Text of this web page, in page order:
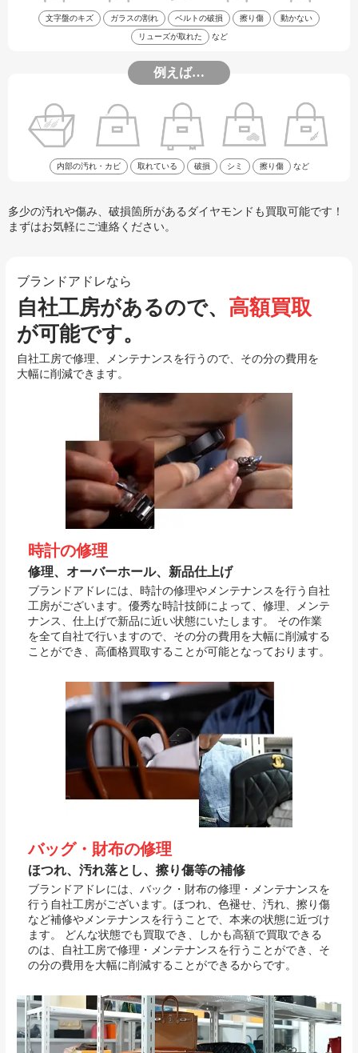
文字盤のキズ ガラスの割れ ベルトの破損 擦り傷 動かない
リューズが取れた など
例えば…
内部の汚れ・カビ 取れている 破損 シミ 擦り傷 など
多少の汚れや傷み、破損箇所があるダイヤモンドも買取可能です！
まずはお気軽にご連絡ください。
ブランドアドレなら
自社工房があるので、 高額買取
が可能です。
自社工房で修理、メンテナンスを行うので、その分の費用を
大幅に削減できます。
時計の修理
修理、オーバーホール、新品仕上げ
ブランドアドレには、時計の修理やメンテナンスを行う自社
工房がございます。優秀な時計技師によって、修理、メンテ
ナンス、仕上げで新品に近い状態にいたします。 その作業
を全て自社で行いますので、その分の費用を大幅に削減する
ことができ、高価格買取することが可能となっております。
バッグ・財布の修理
ほつれ、汚れ落とし、擦り傷等の補修
ブランドアドレには、バック・財布の修理・メンテナンスを
行う自社工房がございます。ほつれ、色褪せ、汚れ、擦り傷
など補修やメンテナンスを行うことで、本来の状態に近づけ
ます。 どんな状態でも買取でき、しかも高額で買取できる
のは、自社工房で修理・メンテナンスを行うことができ、そ
の分の費用を大幅に削減することができるからです。